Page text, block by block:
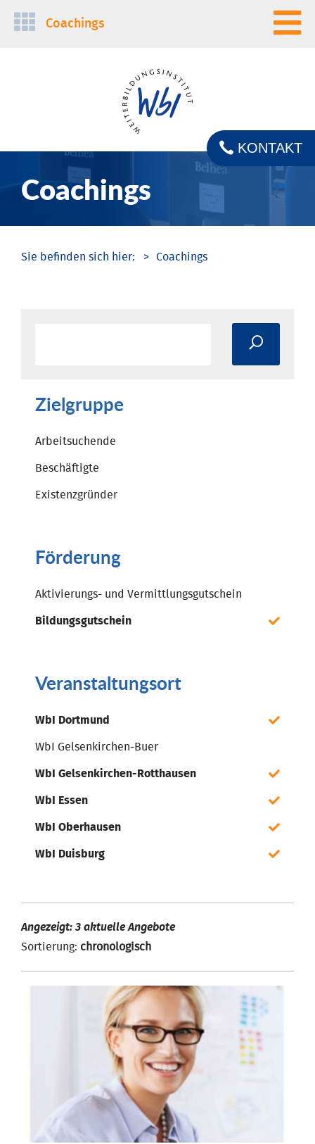
Navigation
Coachings
Coachings
KONTAKT
Coachings
Zielgruppe
Arbeitsuchende
Beschäftigte
Existenzgründer
Förderung
Aktivierungs- und Vermittlungsgutschein
Bildungsgutschein
Veranstaltungsort
WbI Dortmund
WbI Gelsenkirchen-Buer
WbI Gelsenkirchen-Rotthausen
WbI Essen
WbI Oberhausen
WbI Duisburg
Angezeigt: 3 aktuelle Angebote
Sortierung: chronologisch